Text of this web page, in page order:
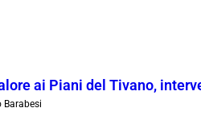
ai Piani del Tivano,
Barabesi